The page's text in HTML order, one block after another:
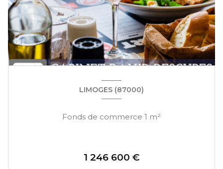
LIMOGES (87000)
Fonds de commerce 1 m²
1 246 600 €